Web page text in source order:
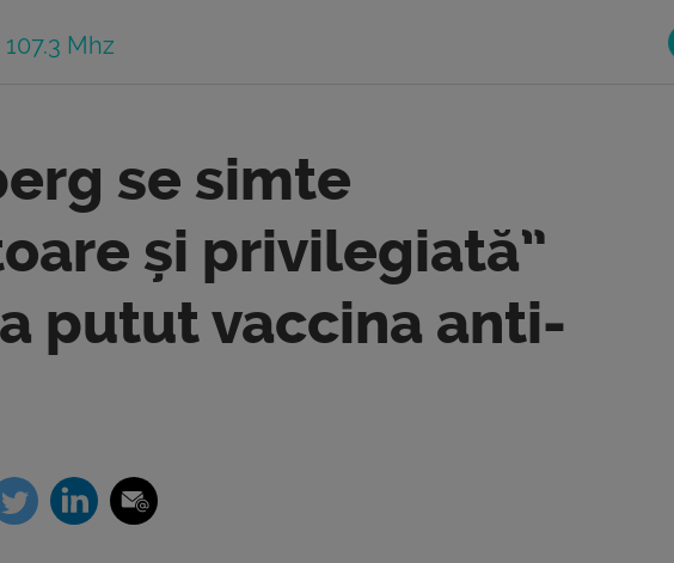
107.3 Mhz
se simte
și privilegiată”
putut vaccina anti-